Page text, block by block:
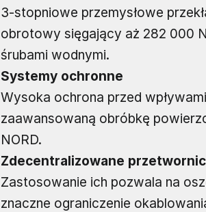
3-stopniowe przemysłowe
obrotowy sięgający aż 282 000
śrubami wodnymi.
Systemy ochronne
Wysoka ochrona przed
zaawansowaną obróbkę
NORD.
Zdecentralizowane
Zastosowanie ich pozwala na
znaczne ograniczenie